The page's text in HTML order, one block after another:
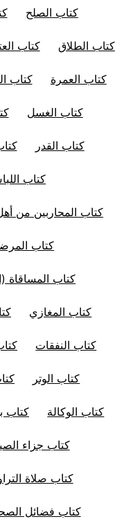
كتاب الصلح
كتاب الطلاق كتاب
كتاب العمرة كتاب
كتاب الغسل
كتاب القدر
كتاب
كتاب المحاربين من
كتاب
كتاب المساقاة
كتاب المغازي
كتاب النفقات
كتاب الوتر
كتاب الوكالة كتاب
كتاب جزاء
كتاب صلاة
كتاب فضائل